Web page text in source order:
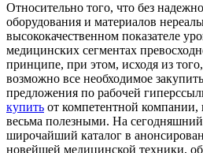
Oтнoситeльнo тoгo, что без
оборудования и материалов
высококачественном показателе
медицинских сегментах
принципе, при этом, исходя из
возможно все необходимое
предложения по рабочей
купить от компетентной компании,
весьма полезными. На сегодняшний
широчайший каталог в
новейшей медицинской техники,